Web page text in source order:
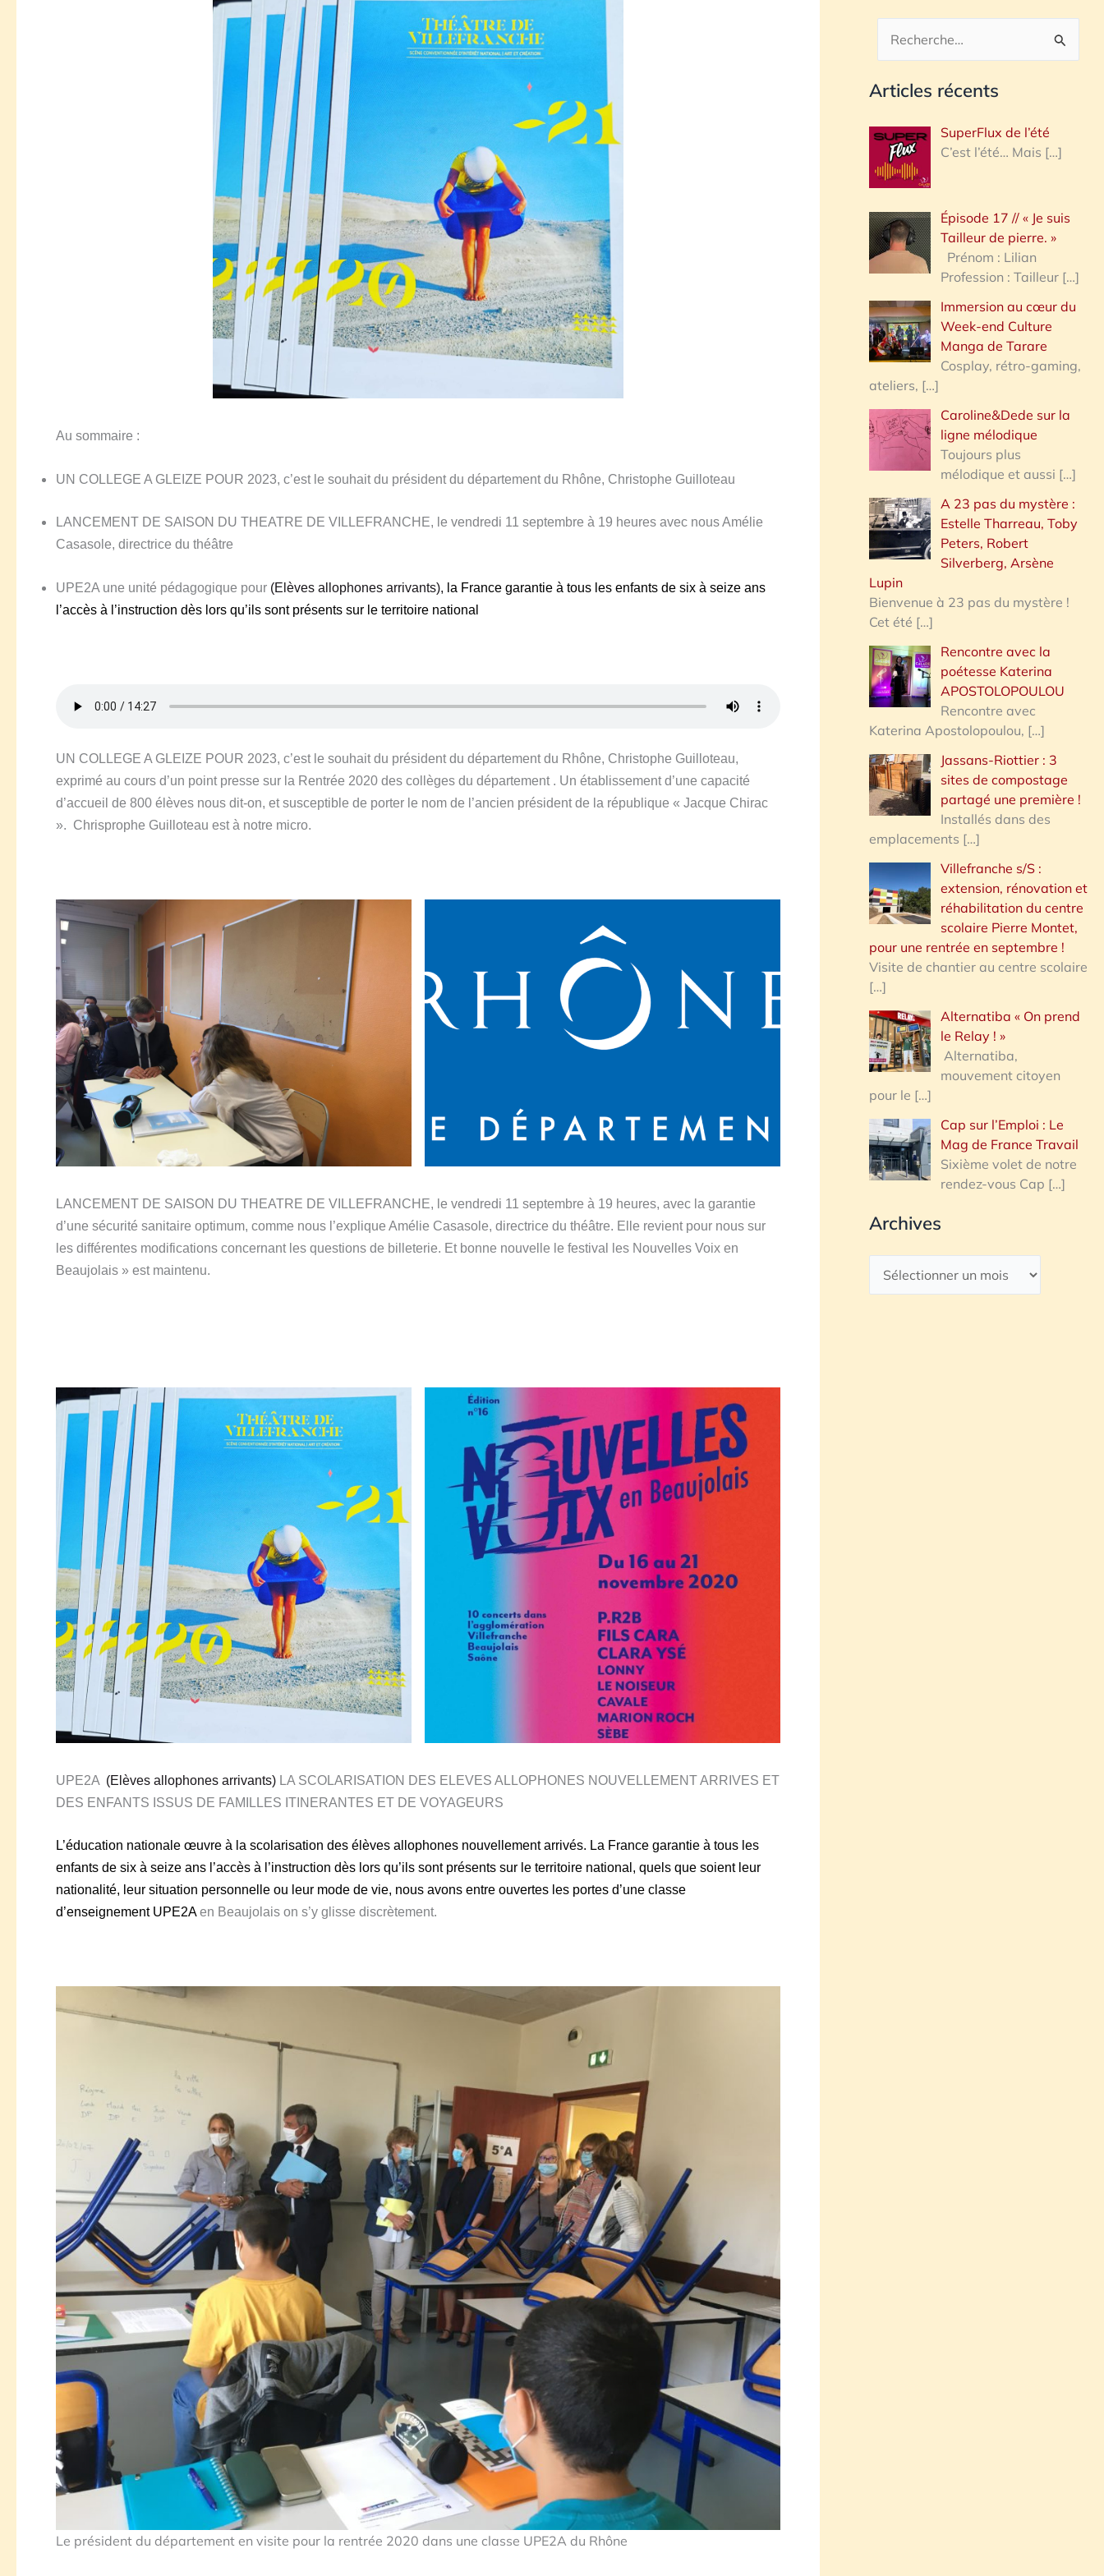
Au sommaire :
UN COLLEGE A GLEIZE POUR 2023, c’est le souhait du président du département du Rhône, Christophe Guilloteau
LANCEMENT DE SAISON DU THEATRE DE VILLEFRANCHE, le vendredi 11 septembre à 19 heures avec nous Amélie
Casasole, directrice du théâtre
UPE2A une unité pédagogique pour (Elèves allophones arrivants), a France garantie à tous les enfants de six à seize ans
l’accès à l’instruction dès lors qu’ils sont présents sur le territoire national
UN COLLEGE A GLEIZE POUR 2023, c’est le souhait du président du département du Rhône, Christophe Guilloteau,
exprimé au cours d’un point presse sur la Rentrée 2020 des collèges du département . Un établissement d’une capacité
d’accueil de 800 élèves nous dit-on, et susceptible de porter le nom de l’ancien président de la république « Jacque Chirac
». Chrisprophe Guilloteau est à notre micro.
LANCEMENT DE SAISON DU THEATRE DE VILLEFRANCHE, le vendredi 11 septembre à 19 heures, avec la garantie
d’une sécurité sanitaire optimum, comme nous l’explique Amélie Casasole, directrice du théâtre. Elle revient pour nous sur
les différentes modifications concernant les questions de billeterie. Et bonne nouvelle le festival les Nouvelles Voix en
Beaujolais » est maintenu.
UPE2A (Elèves allophones arrivants) LA SCOLARISATION DES ELEVES ALLOPHONES NOUVELLEMENT ARRIVES ET
DES ENFANTS ISSUS DE FAMILLES ITINERANTES ET DE VOYAGEURS
L’éducation nationale œuvre à la scolarisation des élèves allophones nouvellement arrivés. La France garantie à tous les
enfants de six à seize ans l’accès à l’instruction dès lors qu’ils sont présents sur le territoire national, quels que soient leur
nationalité, leur situation personnelle ou leur mode de vie, nous avons entre ouvertes les portes d’une classe
d’enseignement UPE2Aen Beaujolais on s’y glisse discrètement.
Le président du département en visite pour la rentrée 2020 dans une classe UPE2A du Rhône
c
h
r
h
e
:
Articles récents
SuperFlux de l’été
C’est l’été… Mais […]
Épisode 17 // « Je suis
Tailleur de pierre. »
Prénom : Lilian
Profession : Tailleur […]
Immersion au cœur du
Week-end Culture
Manga de Tarare
Cosplay, rétro-gaming,
ateliers, […]
Caroline&Dede sur la
ligne mélodique
Toujours plus
mélodique et aussi […]
A 23 pas du mystère :
Estelle Tharreau, Toby
Peters, Robert
Silverberg, Arsène
Lupin
Bienvenue à 23 pas du mystère !
Cet été […]
Rencontre avec la
poétesse Katerina
APOSTOLOPOULOU
Rencontre avec
Katerina Apostolopoulou, […]
Jassans-Riottier : 3
sites de compostage
partagé une première !
Installés dans des
emplacements […]
Villefranche s/S :
extension, rénovation et
réhabilitation du centre
scolaire Pierre Montet,
pour une rentrée en septembre !
Visite de chantier au centre scolaire
[…]
Alternatiba « On prend
le Relay ! »
Alternatiba,
mouvement citoyen
pour le […]
Cap sur l’Emploi : Le
Mag de France Travail
Sixième volet de notre
rendez-vous Cap […]
Archives